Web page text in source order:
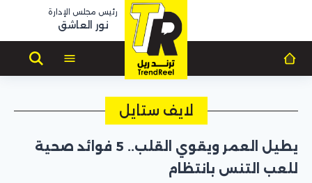
رئيس مجلس الإدارة
نور العاشق
لايف ستايل
يطيل العمر ويقوي القلب.. 5 فوائد صحية
للعب التنس بانتظام